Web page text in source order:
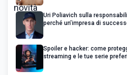
Uri Poliavich sulla
perché un’impresa di
Spoiler e hacker: come
streaming e le tue serie